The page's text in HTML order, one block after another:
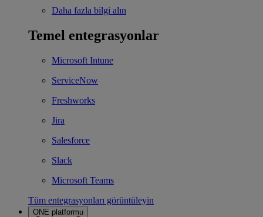
Daha fazla bilgi alın
Temel entegrasyonlar
Microsoft Intune
ServiceNow
Freshworks
Jira
Salesforce
Slack
Microsoft Teams
Tüm entegrasyonları görüntüleyin
ONE platformu